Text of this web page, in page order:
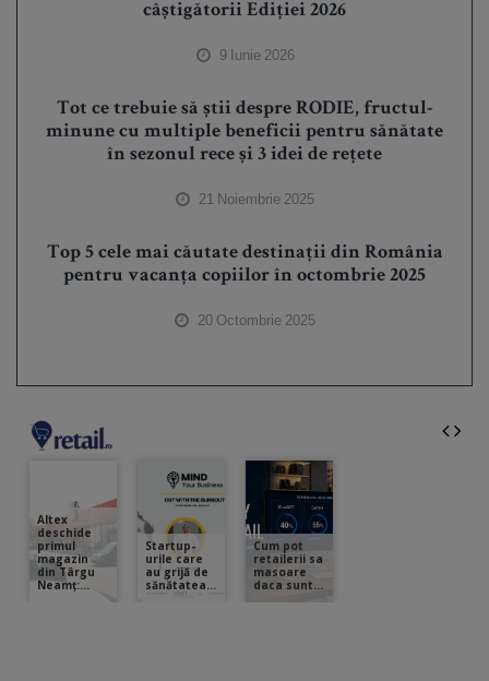
câștigătorii Ediției 2026
9 Iunie 2026
Tot ce trebuie să știi despre RODIE, fructul-
minune cu multiple beneficii pentru sănătate
în sezonul rece și 3 idei de rețete
21 Noiembrie 2025
Top 5 cele mai căutate destinații din România
pentru vacanța copiilor în octombrie 2025
20 Octombrie 2025